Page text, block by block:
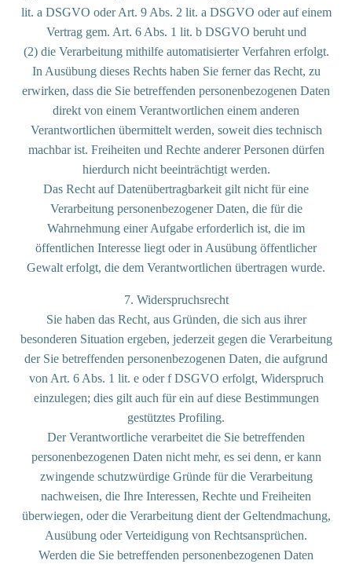
lit. a DSGVO oder Art. 9 Abs. 2 lit. a DSGVO oder auf einem
Vertrag gem. Art. 6 Abs. 1 lit. b DSGVO beruht und
(2) die Verarbeitung mithilfe automatisierter Verfahren erfolgt.
In Ausübung dieses Rechts haben Sie ferner das Recht, zu
erwirken, dass die Sie betreffenden personenbezogenen Daten
direkt von einem Verantwortlichen einem anderen
Verantwortlichen übermittelt werden, soweit dies technisch
machbar ist. Freiheiten und Rechte anderer Personen dürfen
hierdurch nicht beeinträchtigt werden.
Das Recht auf Datenübertragbarkeit gilt nicht für eine
Verarbeitung personenbezogener Daten, die für die
Wahrnehmung einer Aufgabe erforderlich ist, die im
öffentlichen Interesse liegt oder in Ausübung öffentlicher
Gewalt erfolgt, die dem Verantwortlichen übertragen wurde.
7. Widerspruchsrecht
Sie haben das Recht, aus Gründen, die sich aus ihrer
besonderen Situation ergeben, jederzeit gegen die Verarbeitung
der Sie betreffenden personenbezogenen Daten, die aufgrund
von Art. 6 Abs. 1 lit. e oder f DSGVO erfolgt, Widerspruch
einzulegen; dies gilt auch für ein auf diese Bestimmungen
gestütztes Profiling.
Der Verantwortliche verarbeitet die Sie betreffenden
personenbezogenen Daten nicht mehr, es sei denn, er kann
zwingende schutzwürdige Gründe für die Verarbeitung
nachweisen, die Ihre Interessen, Rechte und Freiheiten
überwiegen, oder die Verarbeitung dient der Geltendmachung,
Ausübung oder Verteidigung von Rechtsansprüchen.
Werden die Sie betreffenden personenbezogenen Daten